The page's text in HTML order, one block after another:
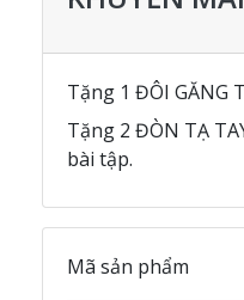
Tặng 1 ĐÔI GĂNG
Tặng 2 ĐÒN TẠ
bài tập.
Mã sản phẩm